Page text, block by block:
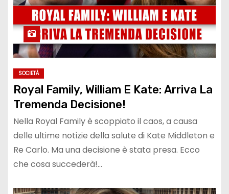
SOCIETÀ
Royal Family, William E Kate: Arriva La
Tremenda Decisione!
Nella Royal Family è scoppiato il caos, a causa
delle ultime notizie della salute di Kate Middleton e
Re Carlo. Ma una decisione è stata presa. Ecco
che cosa succederà!…